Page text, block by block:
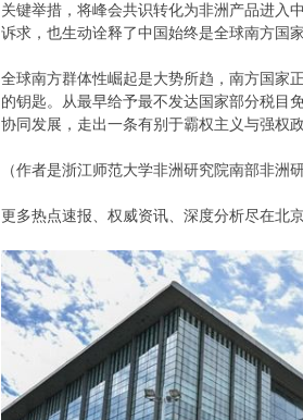
关键举措，将峰会共识转化为非洲产品进入
诉求，也生动诠释了中国始终是全球南方国
全球南方群体性崛起是大势所趋，南方国家
的钥匙。从最早给予最不发达国家部分税目
协同发展，走出一条有别于霸权主义与强权
（作者是浙江师范大学非洲研究院南部非洲
更多热点速报、权威资讯、深度分析尽在北